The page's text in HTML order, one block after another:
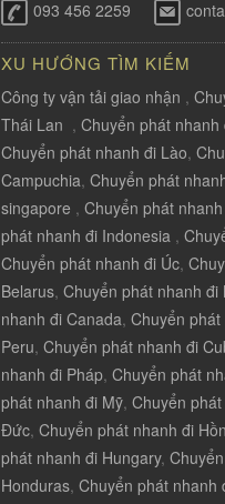
093 456 2259
XU HƯỚNG TÌM KIẾM
Công ty vận tải giao nhận ,
Thái Lan , Chuyển phát nhanh
Chuyển phát nhanh đi Lào,
Campuchia, Chuyển phát
singapore , Chuyển phát
phát nhanh đi Indonesia ,
Chuyển phát nhanh đi Úc,
Belarus, Chuyển phát nhanh đi
nhanh đi Canada, Chuyển
Peru, Chuyển phát nhanh đi
nhanh đi Pháp, Chuyển phát
phát nhanh đi Mỹ, Chuyển
Đức, Chuyển phát nhanh đi
phát nhanh đi Hungary,
Honduras, Chuyển phát nhanh